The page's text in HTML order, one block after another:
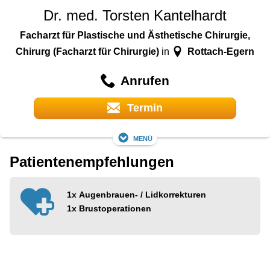
Dr. med. Torsten Kantelhardt
Facharzt für Plastische und Ästhetische Chirurgie,
Chirurg (Facharzt für Chirurgie) in Rottach-Egern
Anrufen
Termin
Menü
Patientenempfehlungen
1x Augenbrauen- / Lidkorrekturen
1x Brustoperationen